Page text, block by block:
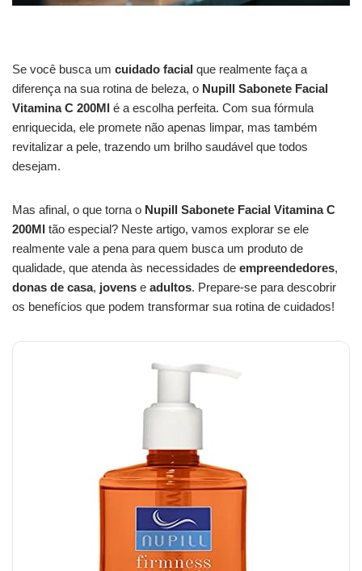
Se você busca um cuidado facial que realmente faça a
diferença na sua rotina de beleza, o Nupill Sabonete Facial
Vitamina C 200Ml é a escolha perfeita. Com sua fórmula
enriquecida, ele promete não apenas limpar, mas também
revitalizar a pele, trazendo um brilho saudável que todos
desejam.
Mas afinal, o que torna o Nupill Sabonete Facial Vitamina C
200Ml tão especial? Neste artigo, vamos explorar se ele
realmente vale a pena para quem busca um produto de
qualidade, que atenda às necessidades de empreendedores,
donas de casa, jovens e adultos. Prepare-se para descobrir
os benefícios que podem transformar sua rotina de cuidados!